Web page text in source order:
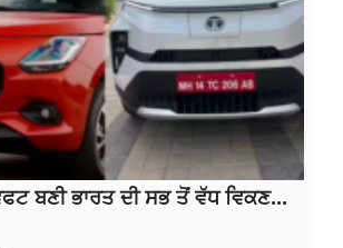
ਬਣੀ ਭਾਰਤ ਦੀ ਸਭ ਤੋਂ ਵੱਧ ਵਿਕਣ...